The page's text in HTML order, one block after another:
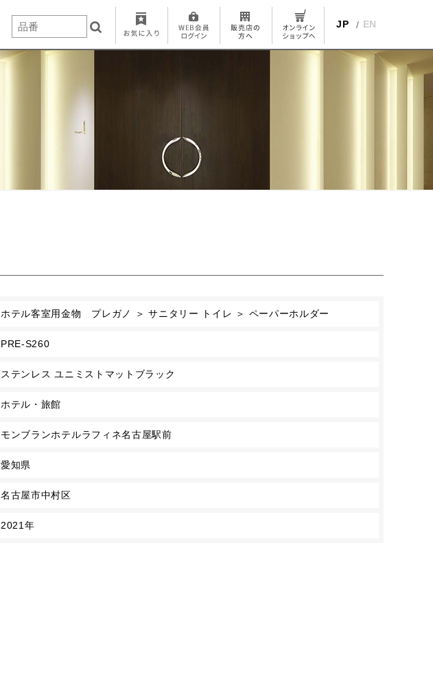
JP EN
ホテル客室用金物 プレガノ ＞ サニタリー トイレ ＞ ペーパーホルダー
PRE-S260
ステンレス ユニミストマットブラック
ホテル・旅館
モンブランホテルラフィネ名古屋駅前
愛知県
名古屋市中村区
2021年